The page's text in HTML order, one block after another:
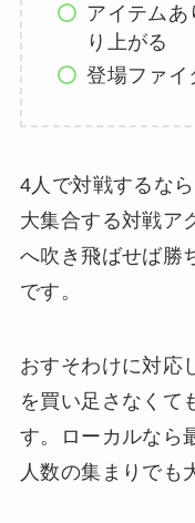
アイテムあ
り上がる
登場ファイ
4人で対戦するな
大集合する対戦ア
へ吹き飛ばせば勝
です。
おすそわけに対応
を買い足さなくて
す。ローカルなら
人数の集まりでも